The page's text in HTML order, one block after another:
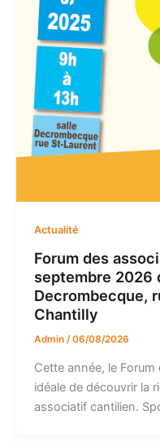
Actualité
Forum des
septembre 2026
Decrombecque,
Chantilly
Admin /06/08/2026
Cette année, le
idéale de découvrir la
associatif cantilien.